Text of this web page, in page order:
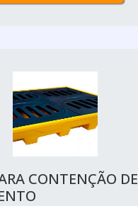
CONTENÇÃO DE